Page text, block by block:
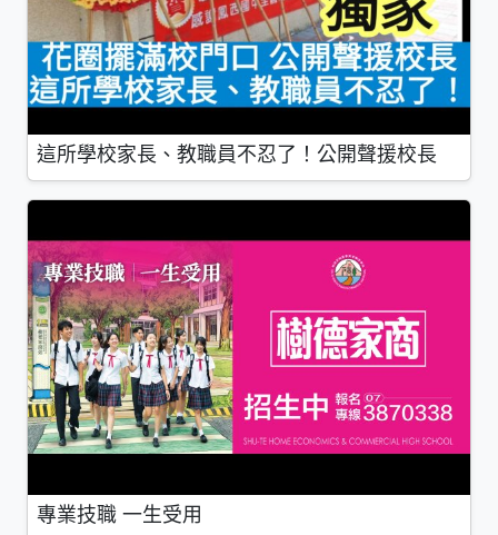
這所學校家長、教職員不忍了！公開聲援校長
專業技職 一生受用